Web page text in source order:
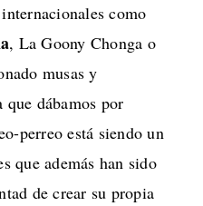
como
, La Goony Chonga o
musas y
que dábamos por
perreo está siendo un
que además han sido
de crear su propia